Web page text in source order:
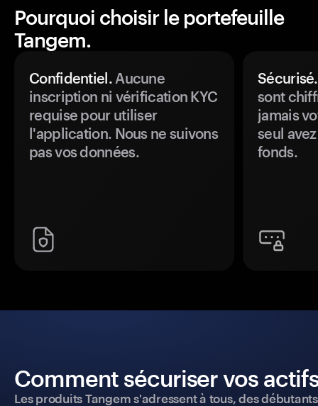
Pourquoi choisir le portefeuille
Tangem.
Confidentiel.Aucune
inscription ni vérification KYC
requise pour utiliser
l'application. Nous ne suivons
pas vos données.
Sécurisé.
sont
jamais
seul
fonds.
Comment sécuriser vos
Les produits Tangem s'adressent à tous, des